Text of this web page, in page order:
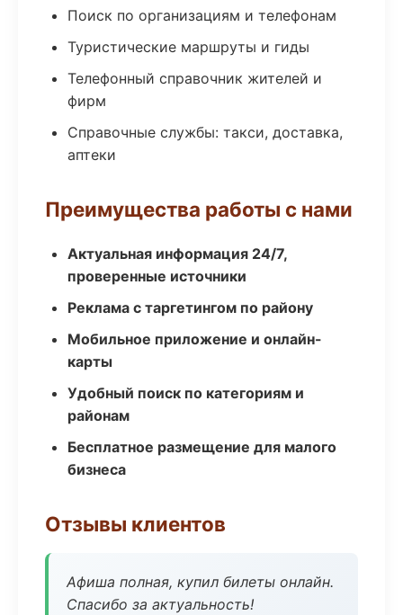
Поиск по организациям и телефонам
Туристические маршруты и гиды
Телефонный справочник жителей и
фирм
Справочные службы: такси, доставка,
аптеки
Преимущества работы с нами
Актуальная информация 24/7,
проверенные источники
Реклама с таргетингом по району
Мобильное приложение и онлайн-
карты
Удобный поиск по категориям и
районам
Бесплатное размещение для малого
бизнеса
Отзывы клиентов
Афиша полная, купил билеты онлайн.
Спасибо за актуальность!